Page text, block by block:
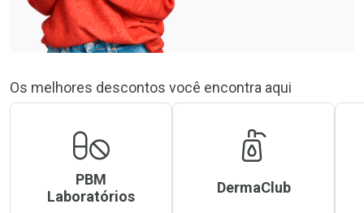
Os melhores descontos você encontra aqui
PBM
Laboratórios
DermaClub